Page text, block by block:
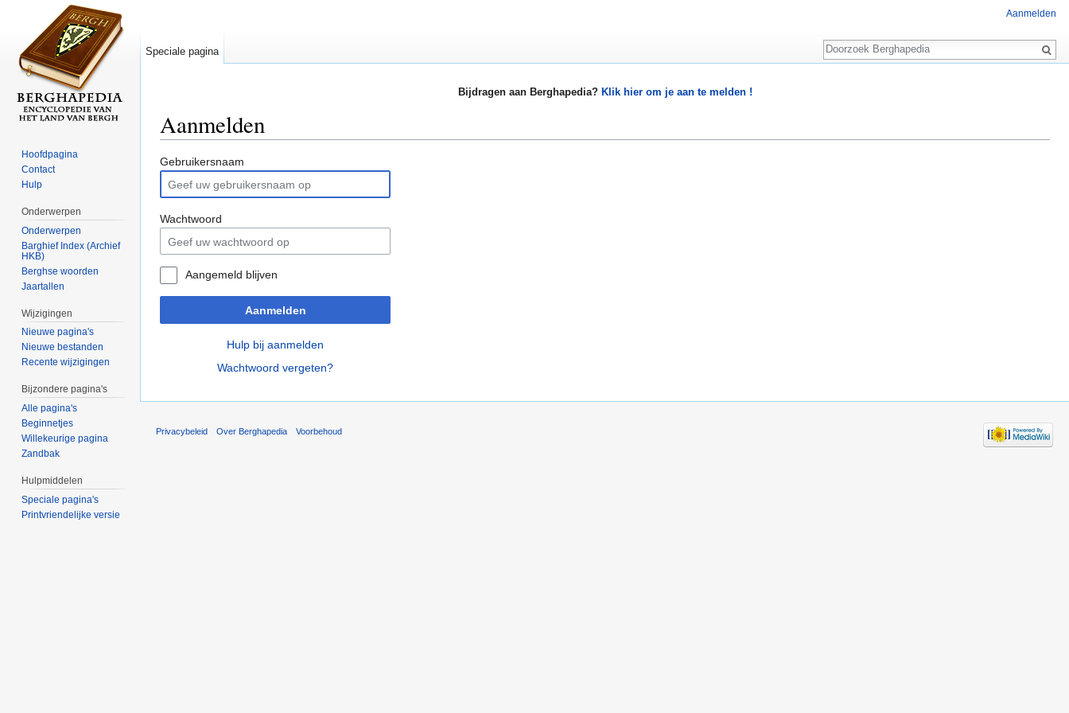
Bijdragen aan Berghapedia? Klik hier om je aan te melden !
Aanmelden
Gebruikersnaam
Wachtwoord
Aangemeld blijven
Aanmelden
Hulp bij aanmelden
Wachtwoord vergeten?
Aanmelden
Speciale pagina
Zoeken
Hoofdpagina
Contact
Hulp
Onderwerpen
Onderwerpen
Barghief Index (Archief
HKB)
Berghse woorden
Jaartallen
Wijzigingen
Nieuwe pagina's
Nieuwe bestanden
Recente wijzigingen
Bijzondere pagina's
Alle pagina's
Beginnetjes
Willekeurige pagina
Zandbak
Hulpmiddelen
Speciale pagina's
Printvriendelijke versie
Privacybeleid Over Berghapedia Voorbehoud